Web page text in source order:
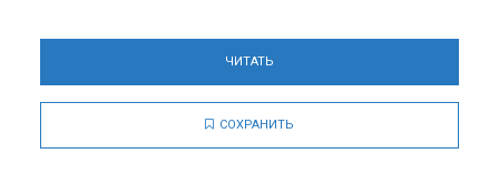
ЧИТАТЬ
СОХРАНИТЬ